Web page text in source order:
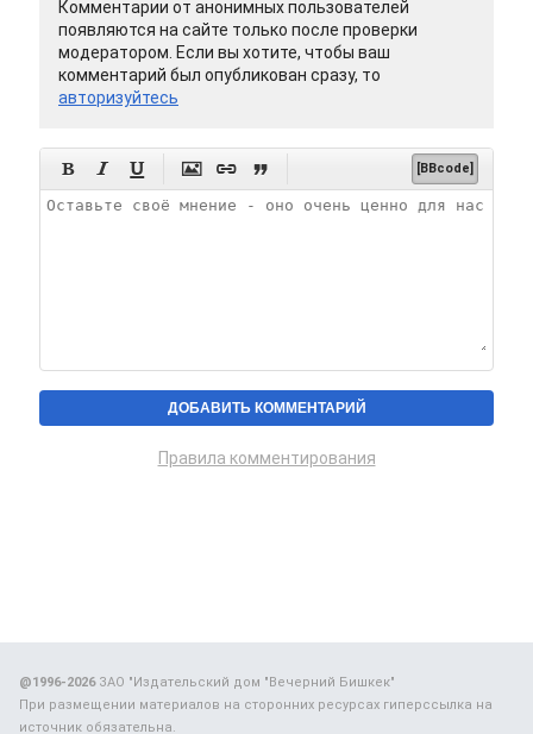
Комментарии от анонимных пользователей
появляются на сайте только после проверки
модератором. Если вы хотите, чтобы ваш
комментарий был опубликован сразу, то
авторизуйтесь
      [BBcode]
Правила комментирования
@1996-2026ЗАО "Издательский дом "Вечерний Бишкек"
При размещении материалов на сторонних ресурсах гиперссылка на
источник обязательна.